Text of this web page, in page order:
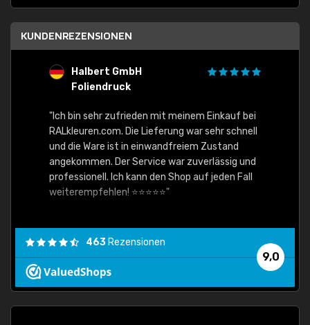
KUNDENREZENSIONEN
Halbert GmbH
Foliendruck
"Ich bin sehr zufrieden mit meinem Einkauf bei
RALkleuren.com. Die Lieferung war sehr schnell
und die Ware ist in einwandfreiem Zustand
angekommen. Der Service war zuverlässig und
professionell. Ich kann den Shop auf jeden Fall
weiterempfehlen! ⭐⭐⭐⭐⭐"
9,0
463 Rezensionen